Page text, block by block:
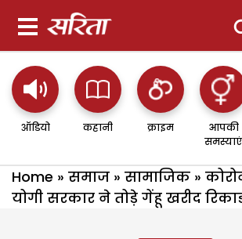
ऑडियो कहानी क्राइम
आपकी
समस्याएं
Home » समाज » सामाजिक »
योगी सरकार ने तोड़े गेंहू खरीद